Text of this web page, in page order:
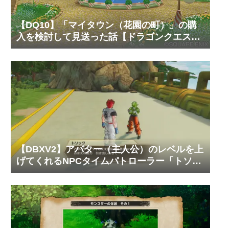
【DQ10】「マイタウン（花園の町）」の購
入を検討して見送った話【ドラゴンクエスト
10 オンライン】
【DBXV2】アバター（主人公）のレベルを上
げてくれるNPCタイムパトローラー「トソッ
ク」の居場所と必要なゼニーやTPメダルの枚
数【ドラゴンボール ゼノバース2】